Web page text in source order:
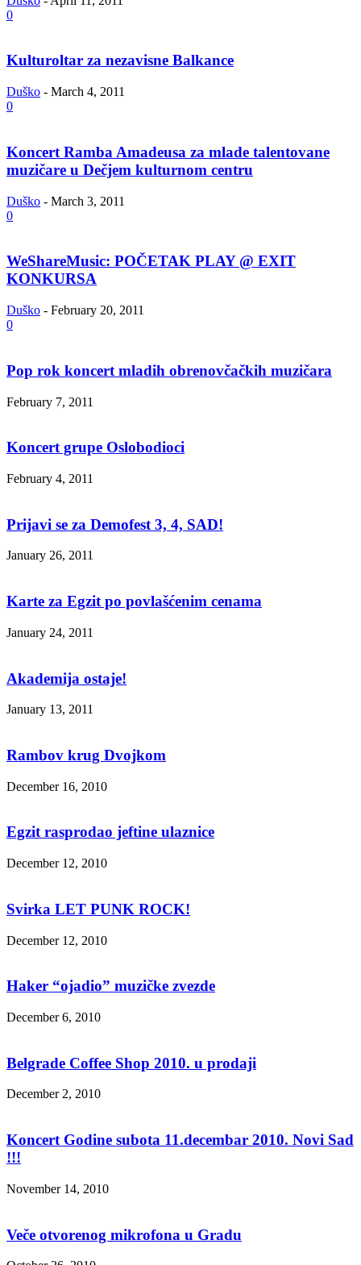
0
Kulturoltar za nezavisne Balkance
Duško - March 4, 2011
0
Koncert Ramba Amadeusa za mlade talentovane
muzičare u Dečjem kulturnom centru
Duško - March 3, 2011
0
WeShareMusic: POČETAK PLAY @ EXIT
KONKURSA
Duško - February 20, 2011
0
Pop rok koncert mlаdih obrenovčаčkih muzičаrа
February 7, 2011
Koncert grupe Oslobodioci
February 4, 2011
Prijavi se za Demofest 3, 4, SAD!
January 26, 2011
Karte za Egzit po povlašćenim cenama
January 24, 2011
Akademija ostaje!
January 13, 2011
Rambov krug Dvojkom
December 16, 2010
Egzit rasprodao jeftine ulaznice
December 12, 2010
Svirka LET PUNK ROCK!
December 12, 2010
Haker “ojadio” muzičke zvezde
December 6, 2010
Belgrade Coffee Shop 2010. u prodaji
December 2, 2010
Koncert Godine subota 11.decembar 2010. Novi Sad
!!!
November 14, 2010
Veče otvorenog mikrofona u Gradu